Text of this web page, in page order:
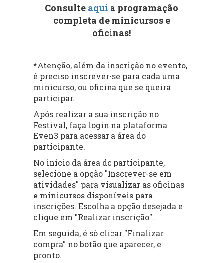
Consulte aqui a programação
completa de minicursos e
oficinas!
*Atenção, além da inscrição no evento,
é preciso inscrever-se para cada uma
minicurso, ou oficina que se queira
participar.
Após realizar a sua inscrição no
Festival, faça login na plataforma
Even3 para acessar a área do
participante.
No início da área do participante,
selecione a opção "Inscrever-se em
atividades" para visualizar as oficinas
e minicursos disponíveis para
inscrições. Escolha a opção desejada e
clique em "Realizar inscrição".
Em seguida, é só clicar "Finalizar
compra" no botão que aparecer, e
pronto.